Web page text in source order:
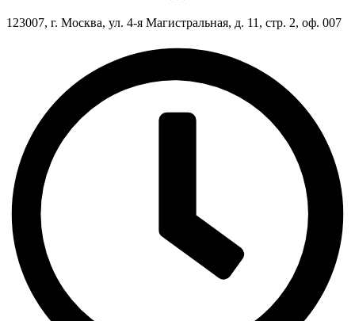
123007, г. Москва, ул. 4-я Магистральная, д. 11, стр. 2, оф. 007